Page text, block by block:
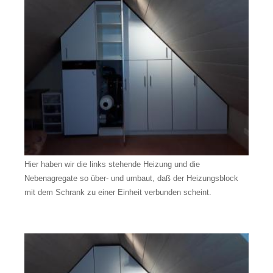
Hier haben wir die links stehende Heizung und die
Nebenagregate so über- und umbaut, daß der Heizungsblock
mit dem Schrank zu einer Einheit verbunden scheint.